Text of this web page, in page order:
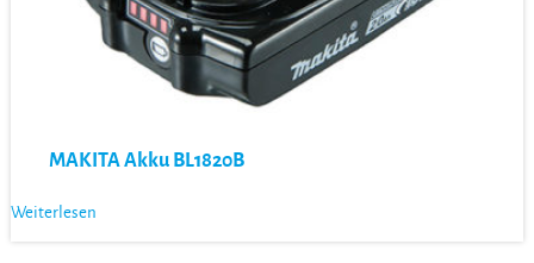
MAKITA Akku BL1820B
Weiterlesen